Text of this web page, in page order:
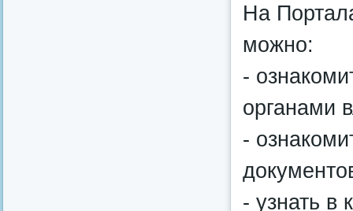
На
можно:
-
органами
-
- узнать в